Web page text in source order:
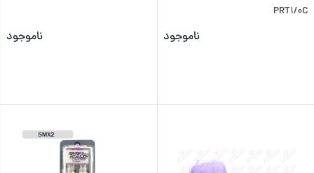
PRT1/0C
ناموجود ناموجود